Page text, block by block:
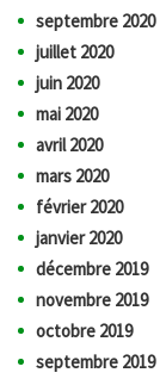
septembre 2020
juillet 2020
juin 2020
mai 2020
avril 2020
mars 2020
février 2020
janvier 2020
décembre 2019
novembre 2019
octobre 2019
septembre 2019